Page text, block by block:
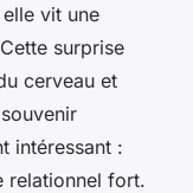
vit une
surprise
cerveau et
intéressant :
relationnel fort.